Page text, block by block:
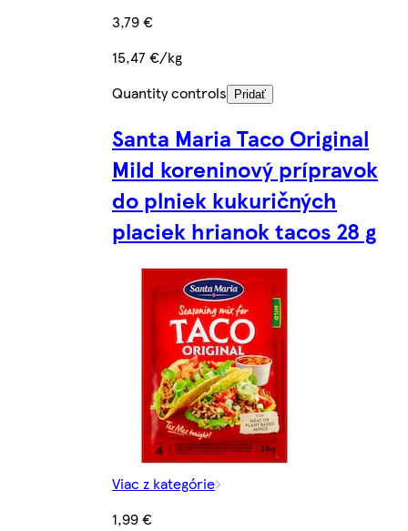
3,79 €
15,47 €/kg
Quantity controls
Pridať
Santa Maria Taco Original
Mild koreninový prípravok
do plniek kukuričných
placiek hrianok tacos 28 g
Viac z kategórie
1,99 €